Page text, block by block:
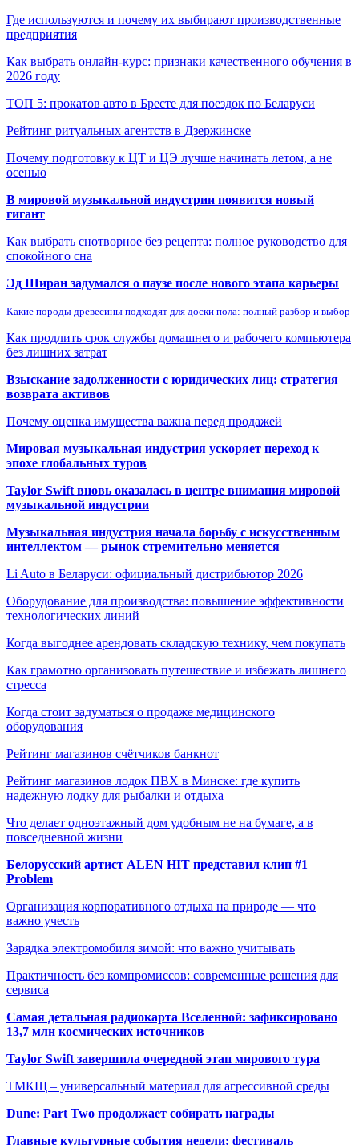
Где используются и почему их выбирают производственные
предприятия
Как выбрать онлайн-курс: признаки качественного обучения в
2026 году
ТОП 5: прокатов авто в Бресте для поездок по Беларуси
Рейтинг ритуальных агентств в Дзержинске
Почему подготовку к ЦТ и ЦЭ лучше начинать летом, а не
осенью
В мировой музыкальной индустрии появится новый
гигант
Как выбрать снотворное без рецепта: полное руководство для
спокойного сна
Эд Ширан задумался о паузе после нового этапа карьеры
Какие породы древесины подходят для доски пола: полный разбор и выбор
Как продлить срок службы домашнего и рабочего компьютера
без лишних затрат
Взыскание задолженности с юридических лиц: стратегия
возврата активов
Почему оценка имущества важна перед продажей
Мировая музыкальная индустрия ускоряет переход к
эпохе глобальных туров
Taylor Swift вновь оказалась в центре внимания мировой
музыкальной индустрии
Музыкальная индустрия начала борьбу с искусственным
интеллектом — рынок стремительно меняется
Li Auto в Беларуси: официальный дистрибьютор 2026
Оборудование для производства: повышение эффективности
технологических линий
Когда выгоднее арендовать складскую технику, чем покупать
Как грамотно организовать путешествие и избежать лишнего
стресса
Когда стоит задуматься о продаже медицинского
оборудования
Рейтинг магазинов счётчиков банкнот
Рейтинг магазинов лодок ПВХ в Минске: где купить
надежную лодку для рыбалки и отдыха
Что делает одноэтажный дом удобным не на бумаге, а в
повседневной жизни
Белорусский артист ALEN HIT представил клип #1
Problem
Организация корпоративного отдыха на природе — что
важно учесть
Зарядка электромобиля зимой: что важно учитывать
Практичность без компромиссов: современные решения для
сервиса
Самая детальная радиокарта Вселенной: зафиксировано
13,7 млн космических источников
Taylor Swift завершила очередной этап мирового тура
ТМКЩ – универсальный материал для агрессивной среды
Dune: Part Two продолжает собирать награды
Главные культурные события недели: фестиваль